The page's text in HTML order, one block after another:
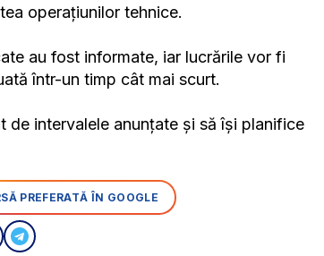
operațiunilor tehnice.
au fost informate, iar lucrările vor fi
într-un timp cât mai scurt.
de intervalele anunțate și să își planifice
PREFERATĂ ÎN GOOGLE